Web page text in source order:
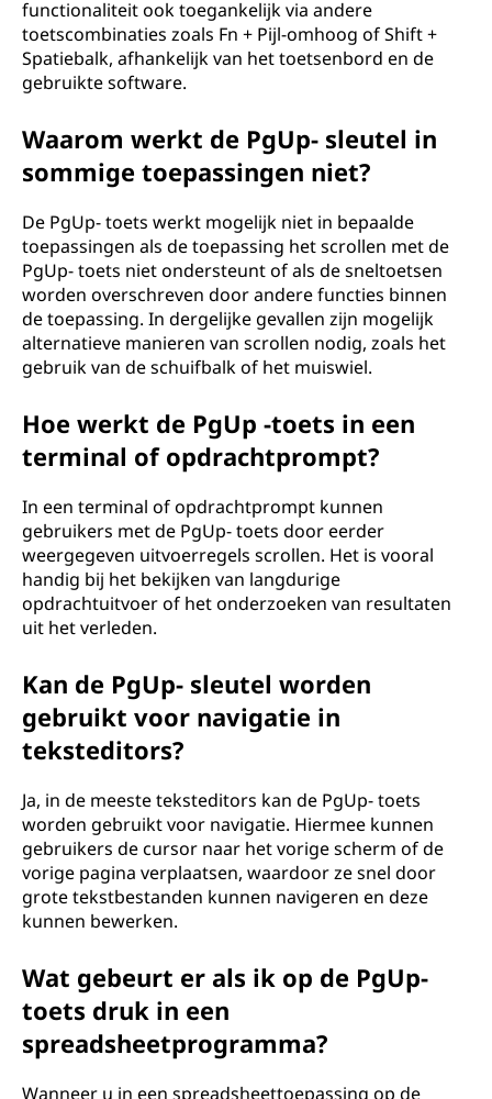
functionaliteit ook toegankelijk via andere
toetscombinaties zoals Fn + Pijl-omhoog of Shift +
Spatiebalk, afhankelijk van het toetsenbord en de
gebruikte software.
Waarom werkt de PgUp- sleutel in
sommige toepassingen niet?
De PgUp- toets werkt mogelijk niet in bepaalde
toepassingen als de toepassing het scrollen met de
PgUp- toets niet ondersteunt of als de sneltoetsen
worden overschreven door andere functies binnen
de toepassing. In dergelijke gevallen zijn mogelijk
alternatieve manieren van scrollen nodig, zoals het
gebruik van de schuifbalk of het muiswiel.
Hoe werkt de PgUp -toets in een
terminal of opdrachtprompt?
In een terminal of opdrachtprompt kunnen
gebruikers met de PgUp- toets door eerder
weergegeven uitvoerregels scrollen. Het is vooral
handig bij het bekijken van langdurige
opdrachtuitvoer of het onderzoeken van resultaten
uit het verleden.
Kan de PgUp- sleutel worden
gebruikt voor navigatie in
teksteditors?
Ja, in de meeste teksteditors kan de PgUp- toets
worden gebruikt voor navigatie. Hiermee kunnen
gebruikers de cursor naar het vorige scherm of de
vorige pagina verplaatsen, waardoor ze snel door
grote tekstbestanden kunnen navigeren en deze
kunnen bewerken.
Wat gebeurt er als ik op de PgUp-
toets druk in een
spreadsheetprogramma?
Wanneer u in een spreadsheettoepassing op de